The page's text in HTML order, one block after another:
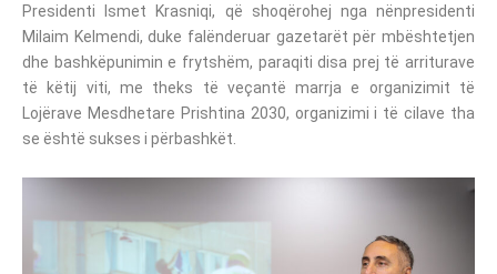
Presidenti Ismet Krasniqi, që shoqërohej nga nënpresidenti
Milaim Kelmendi, duke falënderuar gazetarët për mbështetjen
dhe bashkëpunimin e frytshëm, paraqiti disa prej të arriturave
të këtij viti, me theks të veçantë marrja e organizimit të
Lojërave Mesdhetare Prishtina 2030, organizimi i të cilave tha
se është sukses i përbashkët.